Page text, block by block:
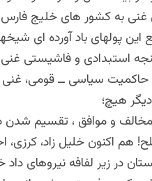
غنی به کشور های خلیج
پولهای باد آورده ای
استبدادی و فاشیستی
حاکمیت سیاسی ــ قومی،
هیچ؛
و موافق ، تقسیم شدن
اکنون خلیل زاد، کرزی،
در زیر لفافه نیروهای داد